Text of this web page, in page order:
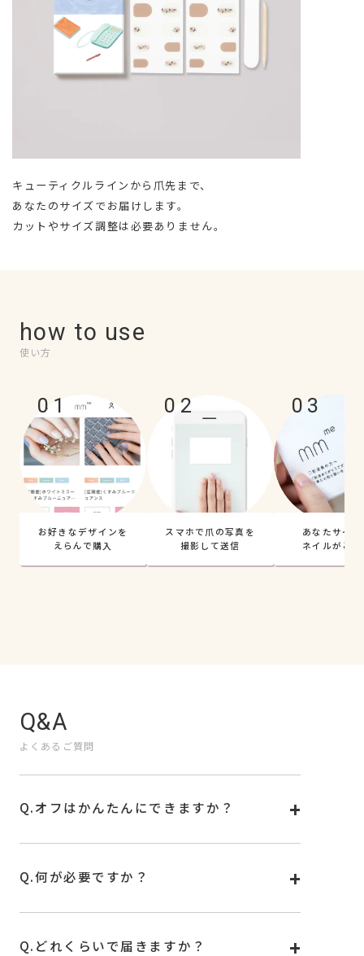
キューティクルラインから爪先まで、
あなたのサイズでお届けします。
カットやサイズ調整は必要ありません。
how to use
使い方
01
お好きなデザインを
えらんで購入
02
スマホで爪の写真を
撮影して送信
03
あなたサイ
ネイルがと
Q&A
よくあるご質問
Q.オフはかんたんにできますか？
で外せます。詳しい使い方はこちらをご覧くださ
Q.何が必要ですか？
お手持ちのUV/LEDランプもお使いいただけます。
Q. どれくらいで届きますか？